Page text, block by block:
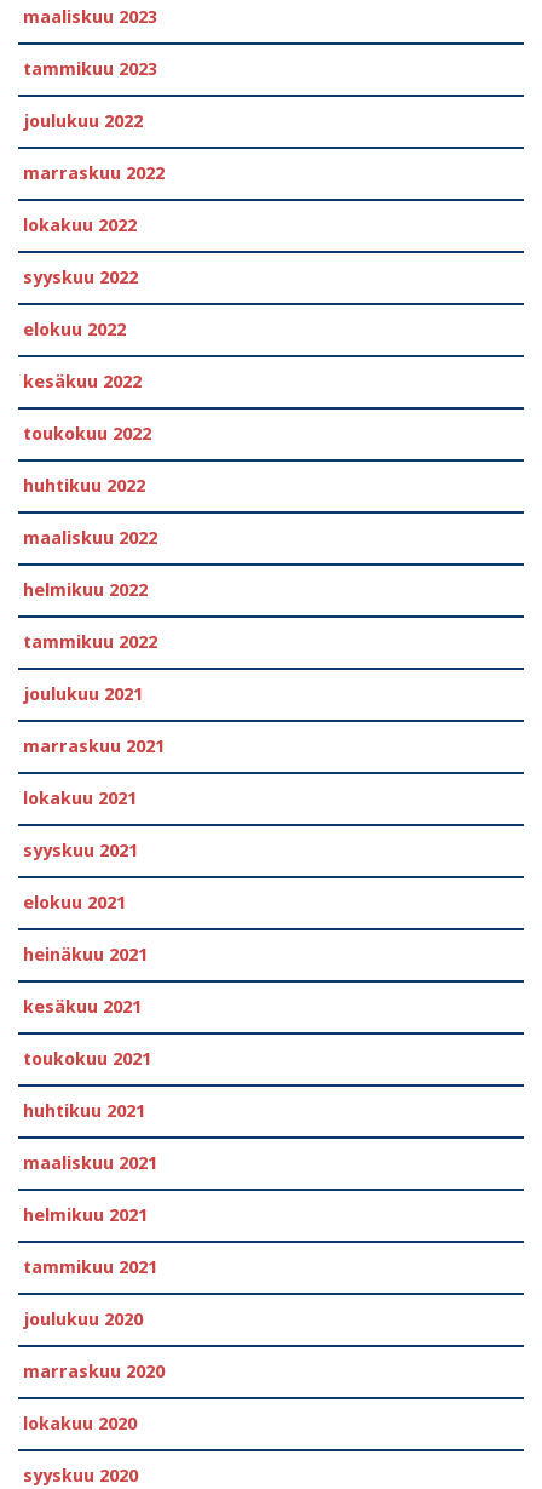
maaliskuu 2023
tammikuu 2023
joulukuu 2022
marraskuu 2022
lokakuu 2022
syyskuu 2022
elokuu 2022
kesäkuu 2022
toukokuu 2022
huhtikuu 2022
maaliskuu 2022
helmikuu 2022
tammikuu 2022
joulukuu 2021
marraskuu 2021
lokakuu 2021
syyskuu 2021
elokuu 2021
heinäkuu 2021
kesäkuu 2021
toukokuu 2021
huhtikuu 2021
maaliskuu 2021
helmikuu 2021
tammikuu 2021
joulukuu 2020
marraskuu 2020
lokakuu 2020
syyskuu 2020